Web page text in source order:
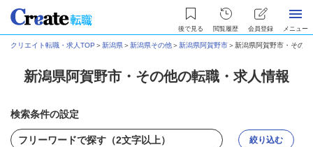
後で見る 閲覧履歴 会員登録 メニュー
クリエイト転職・求人TOP ＞新潟県＞新潟県その他＞新潟県阿賀野市＞新潟県阿賀野市・その
新潟県阿賀野市・その他の転職・求人情報
検索条件の設定
絞り込む